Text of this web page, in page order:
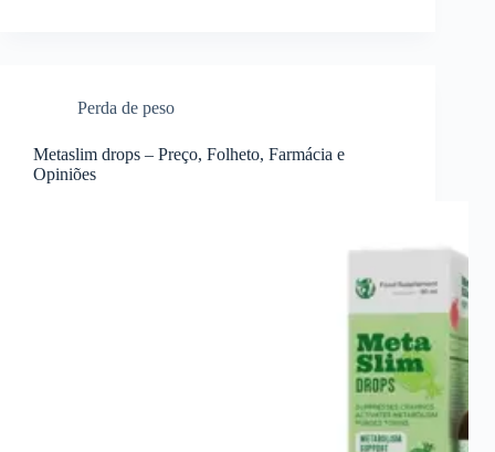
Perda de peso
Metaslim drops – Preço, Folheto, Farmácia e
Opiniões